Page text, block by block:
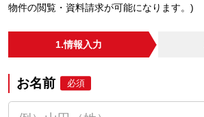
物件の閲覧・資料請求が可能になります。)
1.情報入力
お名前 必須